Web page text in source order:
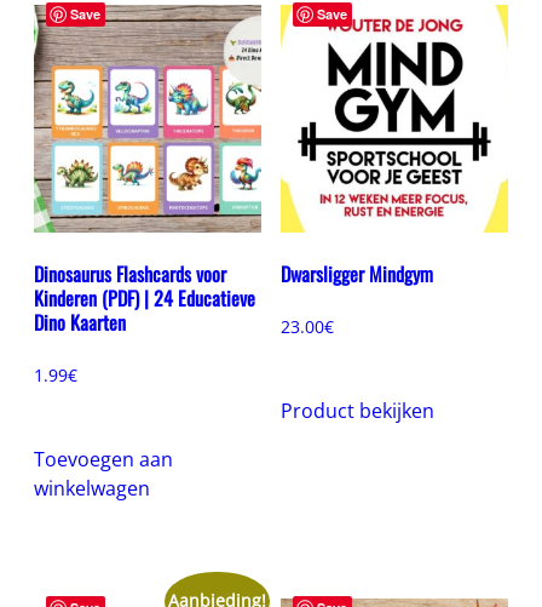
Save
Dinosaurus Flashcards voor
Kinderen (PDF) | 24 Educatieve
Dino Kaarten
1.99€
Toevoegen aan
winkelwagen
Save
Dwarsligger Mindgym
23.00€
Product bekijken
Aanbieding!